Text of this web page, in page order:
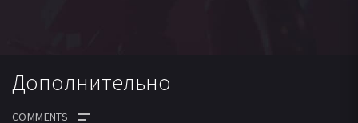
Дополнительно